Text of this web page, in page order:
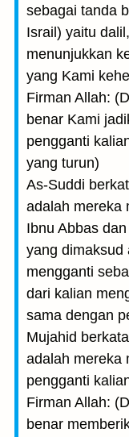
sebagai tanda
Israil) yaitu
menunjukkan
yang Kami
Firman Allah:
benar Kami
pengganti
yang turun)
As-Suddi
adalah mereka
Ibnu Abbas
yang dimaksud
mengganti
dari kalian
sama dengan
Mujahid
adalah mereka
pengganti
Firman Allah:
benar